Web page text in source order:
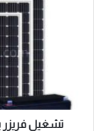
الشمسية
تشغيل فريزر